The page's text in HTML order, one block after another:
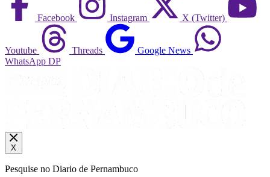
Facebook Instagram X (Twitter)
Youtube Threads
Google News
WhatsApp DP
X
Pesquise no Diario de Pernambuco